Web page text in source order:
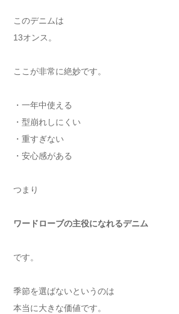
このデニムは
13オンス。
ここが非常に絶妙です。
・一年中使える
・型崩れしにくい
・重すぎない
・安心感がある
つまり
ワードローブの主役になれるデニム
です。
季節を選ばないというのは
本当に大きな価値です。